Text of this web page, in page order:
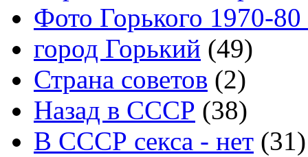
Фото Горького 1970-80
город Горький (49)
Страна советов (2)
Назад в СССР (38)
В СССР секса - нет (31)